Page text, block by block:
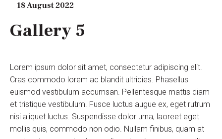
18 August 2022
Gallery 5
Lorem ipsum dolor sit amet, consectetur adipiscing elit.
Cras commodo lorem ac blandit ultricies. Phasellus
euismod vestibulum accumsan. Pellentesque mattis diam
et tristique vestibulum. Fusce luctus augue ex, eget rutrum
nisi aliquet luctus. Suspendisse dolor urna, laoreet eget
mollis quis, commodo non odio. Nullam finibus, quam at